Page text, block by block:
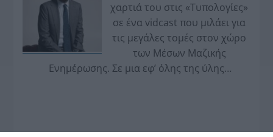
χαρτιά του στις «Τυπολογίες»
σε ένα vidcast που μιλάει για
τις μεγάλες τομές στον χώρο
των Μέσων Μαζικής
Ενημέρωσης. Σε μια εφ’ όλης της ύλης
εκατομμυρίων ευρώ για τον Τύπο, αλλά και την